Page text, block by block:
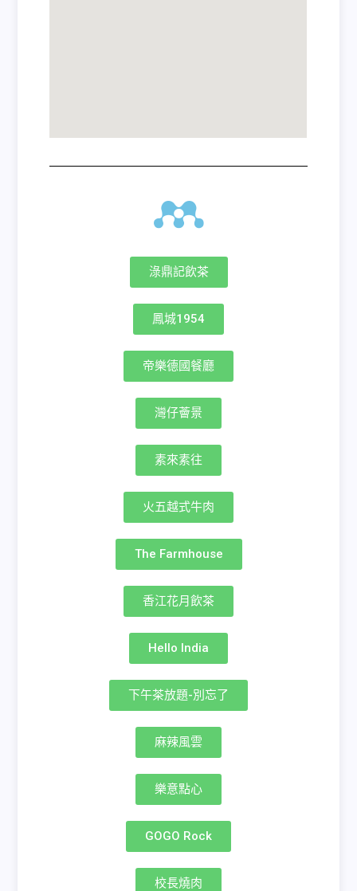
淥鼎記飲茶
鳳城1954
帝樂德國餐廳
灣仔薈景
素來素往
火五越式牛肉
The Farmhouse
香江花月飲茶
Hello India
下午茶放題-別忘了
麻辣風雲
樂意點心
GOGO Rock
校長燒肉